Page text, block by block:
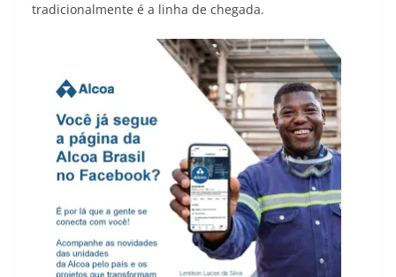
tradicionalmente é a linha de chegada.